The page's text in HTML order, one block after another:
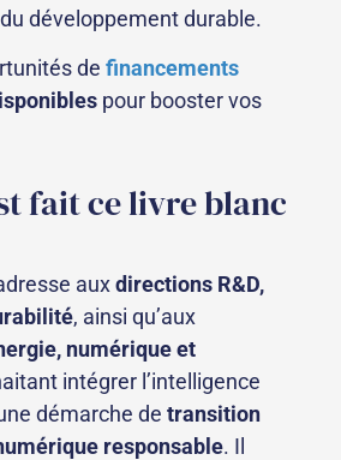
du développement durable.
de financements
pour booster vos
fait ce livre blanc
auxdirections R&D,
, ainsi qu’aux
numérique et
intégrer l’intelligence
démarche de transition
responsable. Il